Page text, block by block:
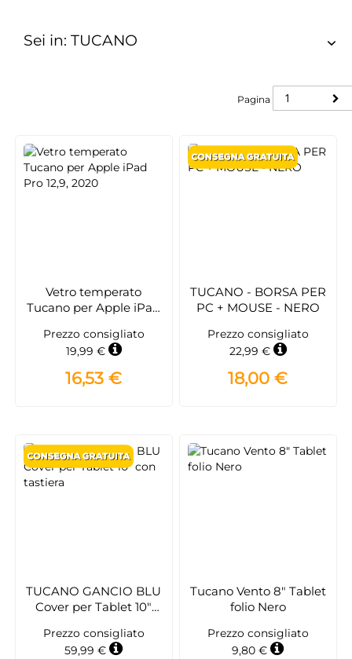
Pagina
Pagina
Vetro temperato
Tucano per Apple iPad
Prezzo consigliato
19,99 €
16,53 €
TUCANO - BORSA PER
PC + MOUSE - NERO
Prezzo consigliato
22,99 €
18,00 €
TUCANO GANCIO BLU
Cover per Tablet 10"
Prezzo consigliato
59,99 €
Tucano Vento 8" Tablet
folio Nero
Prezzo consigliato
9,80 €
Sei in: TUCANO